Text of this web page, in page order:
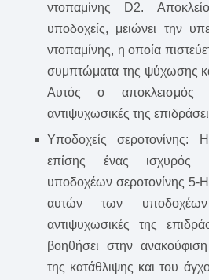
ντοπαμίνης D2.
υποδοχείς, μειώνει την
ντοπαμίνης, η οποία
συμπτώματα της ψύχωσης
Αυτός ο αποκλεισμός
αντιψυχωσικές της
Υποδοχείς σεροτονίνης:
επίσης ένας ισχυρός
υποδοχέων σεροτονίνης 5-
αυτών των υποδοχέων
αντιψυχωσικές της
βοηθήσει στην
της κατάθλιψης και του